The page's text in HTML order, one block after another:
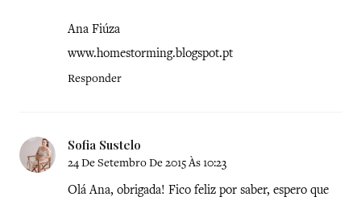
Ana Fiúza
www.homestorming.blogspot.pt
Responder
Sofia Sustelo
24 De Setembro De 2015 Às 10:23
Olá Ana, obrigada! Fico feliz por saber, espero que